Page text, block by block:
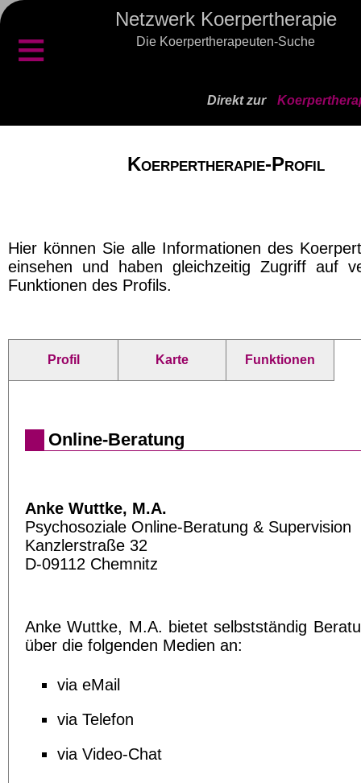
Netzwerk Koerpertherapie
Die Koerpertherapeuten-Suche
≡
Direkt zur
Koerpertherapie-Profil
Hier können Sie alle Informationen des
einsehen und haben gleichzeitig Zugriff auf
Funktionen des Profils.
Profil Karte Funktionen
Online-Beratung
Anke Wuttke, M.A.
Psychosoziale Online-Beratung & Supervision
Kanzlerstraße 32
D-09112 Chemnitz
Anke Wuttke, M.A. bietet selbstständig
über die folgenden Medien an:
via eMail
via Telefon
via Video-Chat